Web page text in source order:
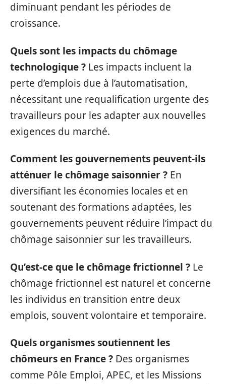
diminuant pendant les périodes de
croissance.
Quels sont les impacts du chômage
technologique ? Les impacts incluent la
perte d’emplois due à l’automatisation,
nécessitant une requalification urgente des
travailleurs pour les adapter aux nouvelles
exigences du marché.
Comment les gouvernements peuvent-ils
atténuer le chômage saisonnier ? En
diversifiant les économies locales et en
soutenant des formations adaptées, les
gouvernements peuvent réduire l’impact du
chômage saisonnier sur les travailleurs.
Qu’est-ce que le chômage frictionnel ? Le
chômage frictionnel est naturel et concerne
les individus en transition entre deux
emplois, souvent volontaire et temporaire.
Quels organismes soutiennent les
chômeurs en France ? Des organismes
comme Pôle Emploi, APEC, et les Missions